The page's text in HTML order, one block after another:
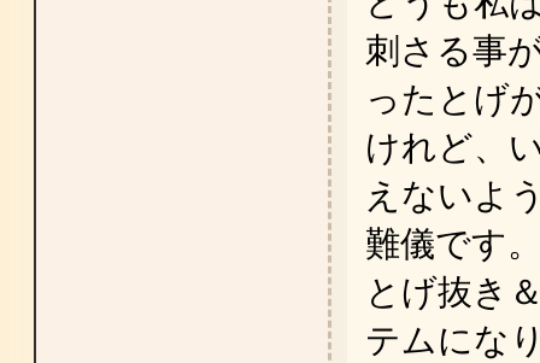
刺さる事
ったとげ
けれど、
えないよ
難儀です
とげ抜き
テムにな